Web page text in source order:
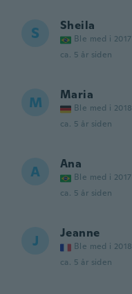
S Sheila
Ble med i 2017
ca. 5 år siden
M Maria
Ble med i 2018
ca. 5 år siden
A Ana
Ble med i 2017
ca. 5 år siden
J Jeanne
Ble med i 2018
ca. 5 år siden